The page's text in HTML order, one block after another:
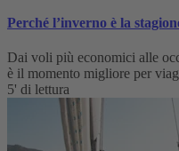
Perché l’inverno è la
Dai voli più economici alle
è il momento migliore per
5' di lettura